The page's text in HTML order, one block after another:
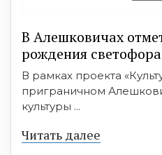
В Алешковичах
рождения светофора
В рамках проекта
приграничном
культуры ...
Читать далее